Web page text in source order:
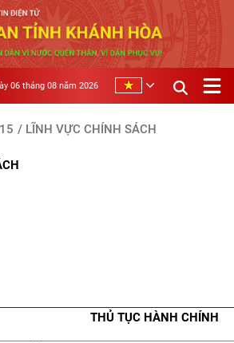
06 tháng 08 năm 2026
/ LĨNH VỰC CHÍNH SÁCH
THỦ TỤC HÀNH CHÍNH